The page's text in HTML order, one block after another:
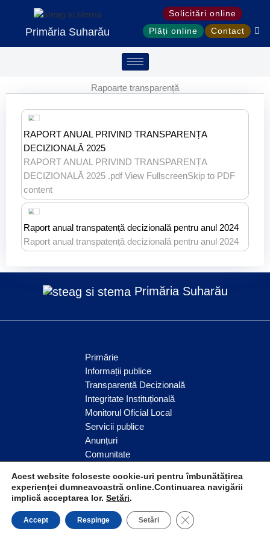
conținutPrimăria Suharău
Solicitări online
Plăți online
Contact
Rapoarte transparență
RAPORT ANUAL PRIVIND TRANSPARENȚA
DECIZIONALĂ 2025
RAPORT ANUAL PRIVIND TRANSPARENȚA
DECIZIONALĂ 2025 .pdf View FullscreenSkip to PDF
content
Raport anual transpatență decizională pentru anul 2024
Raport anual transpatență decizională pentru anul 2024
Primăria Suharău
Primărie
Informații publice
Transparență Decizională
Integritate Instituțională
Monitorul Oficial Local
Servicii publice
Anunțuri
Comunitate
© Comuna Suharău 2026
Acest website foloseste cookie-uri pentru îmbunătățirea
experienței dumneavoastră online.Continuarea navigării
implică acceptarea lor. Setări.
Accept Respinge Setări CLOSE GDPR